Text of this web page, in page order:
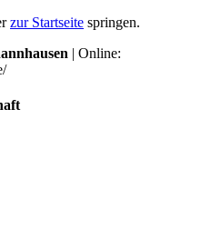
zur Startseite springen.
| Online: